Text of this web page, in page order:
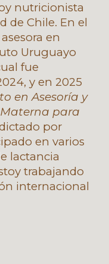
nutricionista
de Chile. En el
en
Uruguayo
fue
, y en 2025
en Asesoría y
para
por
en varios
lactancia
trabajando
internacional